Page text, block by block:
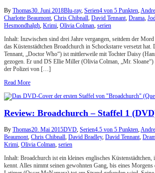
By Thomas30. Juni 2018Blu-ray, Serien4 von 5 Punkten,
Charlotte Beaumont, Chris Chibnall, David Tennant, Drama,
Hesmondhalgh, Krimi, Olivia Colman, serien
Inhalt: Inzwischen sind drei Jahre vergangen, seitdem der
das Küstenstädtchen Broadchurch in Schockstarre versetzt
Tennant, „Doctor Who“) ist mittlerweile mit Tochter Daisy
gezogen. Er und DS Ellie Miller (Olivia Colman, „Mr. Sloane“)
der Polizei von […]
Read More
Review: Broadchurch – Staffel 1
By Thomas20. Mai 2015DVD, Serien4.5 von 5 Punkten,
Beaumont, Chris Chibnall, David Bradley, David Tennant,
Krimi, Olivia Colman, serien
Inhalt: Broadchurch ist ein kleines englisches Küstenstädtchen,
kennt. Alles nimmt seinen gewohnten Gang, bis eines Morgens